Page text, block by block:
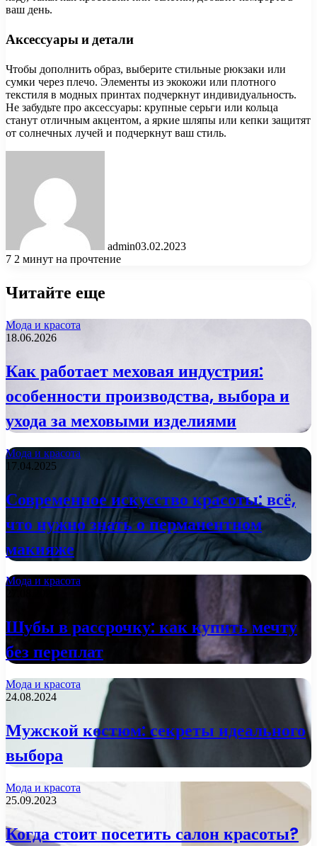
ваш день.
Аксессуары и детали
Чтобы дополнить образ, выберите стильные рюкзаки или
сумки через плечо. Элементы из экокожи или плотного
текстиля в модных принтах подчеркнут индивидуальность.
Не забудьте про аксессуары: крупные серьги или кольца
станут отличным акцентом, а яркие шляпы или кепки защитят
от солнечных лучей и подчеркнут ваш стиль.
admin03.02.2023
7 2 минут на прочтение
Читайте еще
Мода и красота
18.06.2026
Как работает меховая индустрия:
особенности производства, выбора и
ухода за меховыми изделиями
Мода и красота
17.04.2025
Современное искусство красоты: всё,
что нужно знать о перманентном
макияже
Мода и красота
Шубы в рассрочку: как купить мечту
без переплат
Мода и красота
24.08.2024
Мужской костюм: секреты идеального
выбора
Мода и красота
25.09.2023
Когда стоит посетить салон красоты?